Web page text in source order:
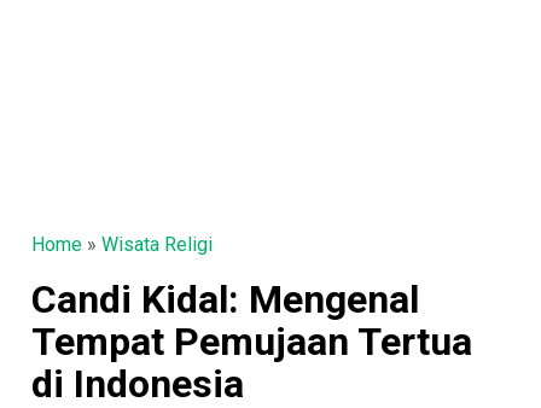
Home »Wisata Religi
Candi Kidal: Mengenal
Tempat Pemujaan Tertua
di Indonesia